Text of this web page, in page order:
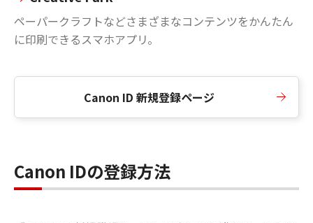
ペーパークラフトなどさまざまなコンテンツをかんたん
に印刷できるスマホアプリ。
Canon ID 新規登録ページ
Canon IDの登録方法